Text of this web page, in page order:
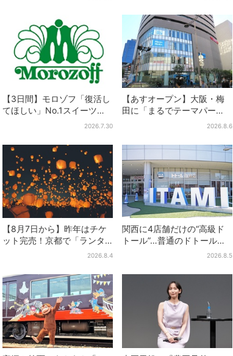
【3日間】モロゾフ「復活し
てほしい」No.1スイーツ、2
万3865票から選ばれた名作
2026.7.30
【あすオープン】大阪・梅
田に「まるでテーマパー
ク」な巨大スポーツ店、461
まとめて紹介
2026.8.6
【8月7日から】昨年はチケ
ット完売！京都で「ランタ
ンフェス」、最大3500の光
2026.8.4
関西に4店舗だけの“高級ド
トール”…普通のドトール
と、何が違う？コーヒーは
2026.8.5